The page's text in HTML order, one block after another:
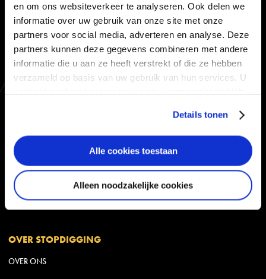
en om ons websiteverkeer te analyseren. Ook delen we
informatie over uw gebruik van onze site met onze
partners voor social media, adverteren en analyse. Deze
partners kunnen deze gegevens combineren met andere
informatie die u aan ze heeft verstrekt of die ze hebben
verzameld op basis van uw gebruik van hun services. U
Details tonen
Alle cookies toestaan
Alleen noodzakelijke cookies
INSPIRATIE
PARTICULIER
BOUWEN MET GRONDSCHROEVEN
VERGELIJK FUNDERINGEN
MILIEU
OVER STOPDIGGING
OVER ONS